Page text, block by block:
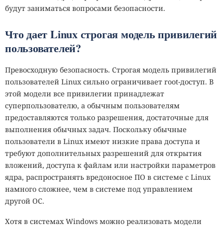
будут заниматься вопросами безопасности.
Что дает Linux строгая модель привилегий
пользователей?
Превосходную безопасность. Строгая модель привилегий
пользователей Linux сильно ограничивает root-доступ. В
этой модели все привилегии принадлежат
суперпользователю, а обычным пользователям
предоставляются только разрешения, достаточные для
выполнения обычных задач. Поскольку обычные
пользователи в Linux имеют низкие права доступа и
требуют дополнительных разрешений для открытия
вложений, доступа к файлам или настройки параметров
ядра, распространять вредоносное ПО в системе с Linux
намного сложнее, чем в системе под управлением
другой ОС.
Хотя в системах Windows можно реализовать модели